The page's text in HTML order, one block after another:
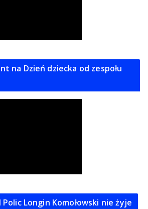
na Dzień dziecka od zespołu
Longin Komołowski nie żyje